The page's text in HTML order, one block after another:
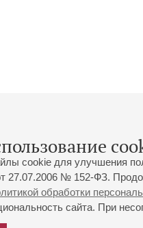
cookie для улучшения
27.07.2006 № 152-ФЗ.
обработки
сайта. При